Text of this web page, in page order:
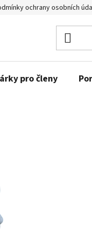
ochrany osobních
pro členy